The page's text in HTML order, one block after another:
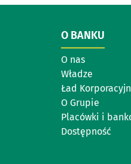
O BANKU
O nas
Władze
Ład
O Grupie
Placówki i
Dostępność